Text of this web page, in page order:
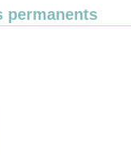
permanents